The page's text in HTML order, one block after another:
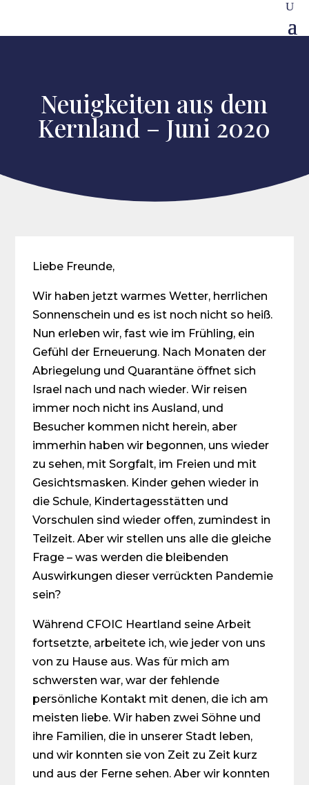
Neuigkeiten aus dem
Kernland – Juni 2020
Liebe Freunde,
Wir haben jetzt warmes Wetter, herrlichen
Sonnenschein und es ist noch nicht so heiß.
Nun erleben wir, fast wie im Frühling, ein
Gefühl der Erneuerung. Nach Monaten der
Abriegelung und Qua­rantäne öffnet sich
Israel nach und nach wieder. Wir reisen
immer noch nicht ins Ausland, und
Besucher kommen nicht herein, aber
immerhin haben wir begonnen, uns wieder
zu sehen, mit Sorg­falt, im Freien und mit
Gesichtsmasken. Kinder gehen wieder in
die Schule, Kindertagesstätten und
Vorschulen sind wieder offen, zumindest in
Teilzeit. Aber wir stellen uns alle die gleiche
Frage – was werden die bleibenden
Auswirkungen dieser verrückten Pandemie
sein?
Während CFOIC Heartland seine Arbeit
fortsetzte, arbeitete ich, wie jeder von uns
von zu Hause aus. Was für mich am
schwersten war, war der fehlende
persönliche Kontakt mit denen, die ich am
meisten liebe. Wir haben zwei Söhne und
ihre Familien, die in unserer Stadt leben,
und wir konnten sie von Zeit zu Zeit kurz
und aus der Ferne sehen. Aber wir konnten